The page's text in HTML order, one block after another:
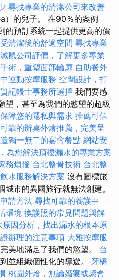
尋找專業的清潔公司來改善
）的兒子。 在90％的案例
的預訂系統一起提供更高的價
清潔後的舒適空間 尋找專業
滅鼠公司評價，了解更多專業
術，重塑面部輪廓 自助餐外
運動按摩服務 空間設計，打
記帳士事務所選擇 我們要感
望，甚至為我們的慾望的超級
障您的隱私與需求 推薦可信
可靠的辦桌外燴推薦，完美呈
獨一無二的宴會餐點 網站安
為您解決頂樓漏水的專業方案
務煩惱 台北整骨技術 台北整
水服務解決方案 沒有圖標旅
市的異國旅行就無法創建。
請方法 尋找可靠的養護中
環境 換護照的常見問題與解
原因分析，找出漏水的根本原
辦理的注意事項 大雅按摩服
美地滿足了我們的慾望。 台
並組織個性化的導遊。 牙橋
桃園外燴，無論婚宴或聚會